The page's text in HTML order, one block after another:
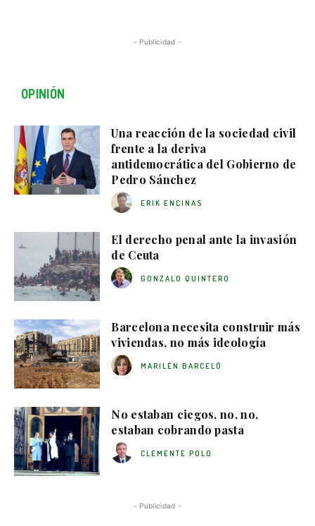
- Publicidad -
OPINIÓN
Una reacción de la sociedad civil
frente a la deriva
antidemocrática del Gobierno de
Pedro Sánchez
ERIK ENCINAS
El derecho penal ante la invasión
de Ceuta
GONZALO QUINTERO
Barcelona necesita construir más
viviendas, no más ideología
MARILÉN BARCELÓ
No estaban ciegos, no, no,
estaban cobrando pasta
CLEMENTE POLO
- Publicidad -